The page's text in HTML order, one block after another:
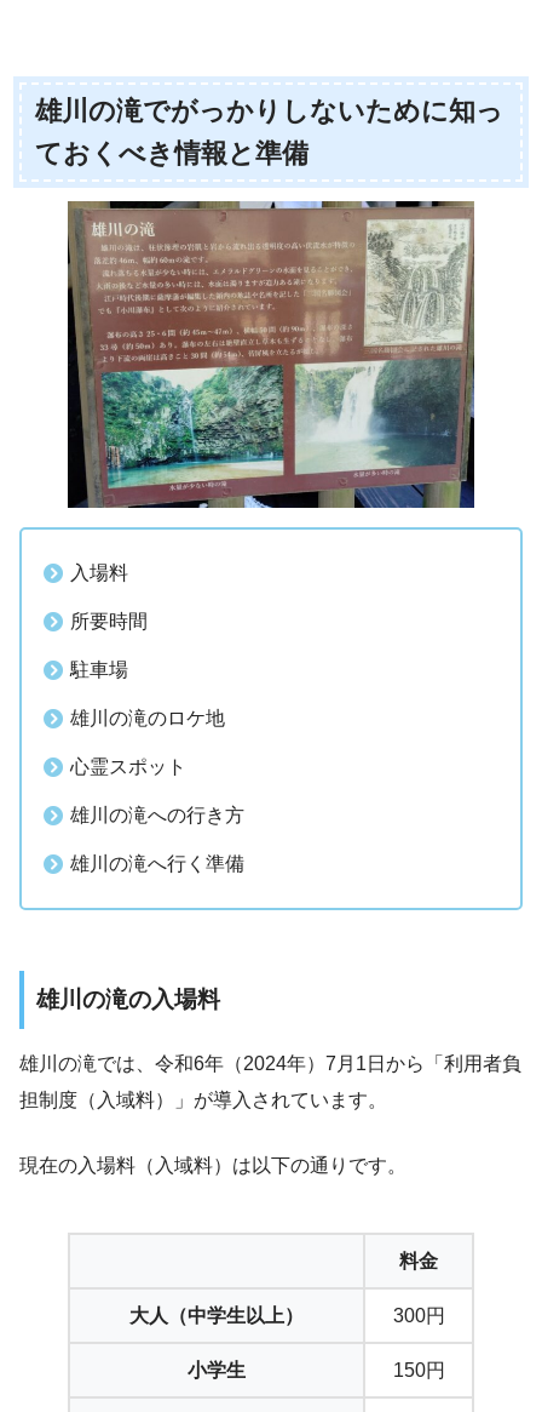
雄川の滝でがっかりしないために知っ
ておくべき情報と準備
入場料
所要時間
駐車場
雄川の滝のロケ地
心霊スポット
雄川の滝への行き方
雄川の滝へ行く準備
雄川の滝の入場料
雄川の滝では、令和6年（2024年）7月1日から「利用者負
担制度（入域料）」が導入されています。
現在の入場料（入域料）は以下の通りです。
料金
大人（中学生以上） 300円
小学生 150円